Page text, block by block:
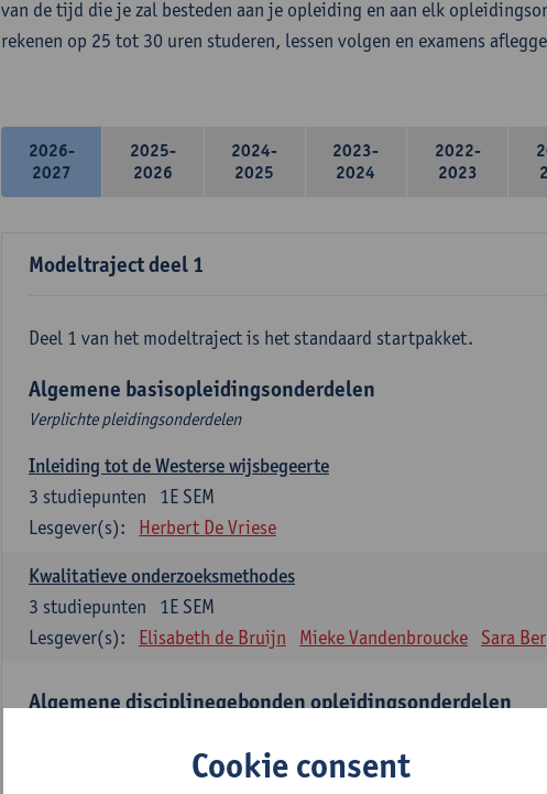
van de tijd die je zal besteden aan je opleiding en aan elk
rekenen op 25 tot 30 uren studeren, lessen volgen en examens
2026-
2027
2025-
2026
2024-
2025
2023-
2024
2022-
2023
Modeltraject deel 1
Deel 1 van het modeltraject is het standaard startpakket.
Algemene basisopleidingsonderdelen
Verplichte pleidingsonderdelen
Inleiding tot de Westerse wijsbegeerte
1E SEM
3 studiepunten
Lesgever(s):
Herbert De Vriese
Kwalitatieve onderzoeksmethodes
1E SEM
3 studiepunten
Lesgever(s):
Elisabeth de Bruijn Mieke Vandenbroucke Sara
Algemene disciplinegebonden opleidingsonderdelen
Literatuur en diversiteitCookie consent